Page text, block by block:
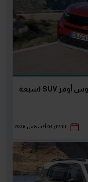
بعد طرح RX9 وفرونتيرا.. 22 سيارة كروس أوفر SUV (سبعة
الثلاثاء 04 أغسطس 2026